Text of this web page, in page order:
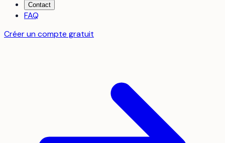
Contact
FAQ
Créer un compte gratuit